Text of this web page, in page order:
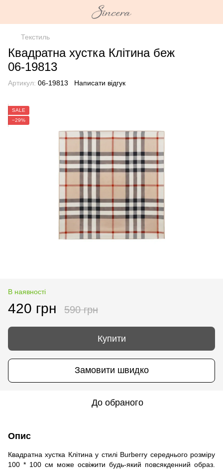
Текстиль
Квадратна хустка Клітина беж
06-19813
Артикул: 06-19813 Написати відгук
SALE
−29%
В наявності
420 грн 590 грн
Купити
Замовити швидко
До обраного
Опис
Квадратна хустка Клітина у стилі Burberry середнього розміру
100 * 100 см може освіжити будь-який повсякденний образ.